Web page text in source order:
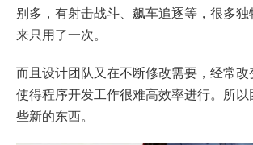
别多，有射击战斗、飙车追逐等，很多独
来只用了一次。
而且设计团队又在不断修改需要，经常
使得程序开发工作很难高效率进行。所
些新的东西。